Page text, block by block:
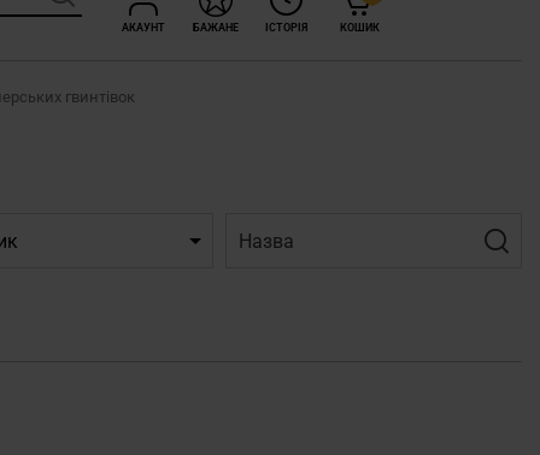
АКАУНТ ІСТОРІЯ
БАЖАНЕ КОШИК
гвинтівок